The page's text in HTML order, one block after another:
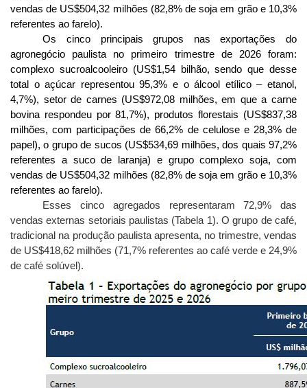
vendas de US$504,32 milhões (82,8% de soja em grão e 10,3%
referentes ao farelo).
Os cinco principais grupos nas exportações do
agronegócio paulista no primeiro trimestre de 2026 foram:
complexo sucroalcooleiro (US$1,54 bilhão, sendo que desse
total o açúcar representou 95,3% e o álcool etílico – etanol,
4,7%), setor de carnes (US$972,08 milhões, em que a carne
bovina respondeu por 81,7%), produtos florestais (US$837,38
milhões, com participações de 66,2% de celulose e 28,3% de
papel), o grupo de sucos (US$534,69 milhões, dos quais 97,2%
referentes a suco de laranja) e grupo complexo soja, com
vendas de US$504,32 milhões (82,8% de soja em grão e 10,3%
referentes ao farelo).
Esses cinco agregados representaram 72,9% das
vendas externas setoriais paulistas (Tabela 1).O grupo de café,
tradicional na produção paulista apresenta, no trimestre, vendas
de US$418,62 milhões (71,7% referentes ao café verde e 24,9%
de café solúvel).